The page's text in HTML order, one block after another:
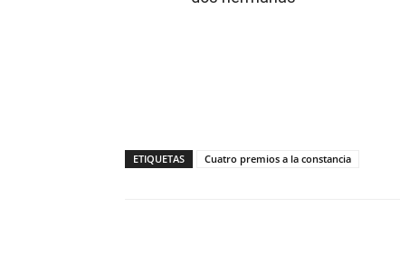
ETIQUETAS Cuatro premios a la constancia